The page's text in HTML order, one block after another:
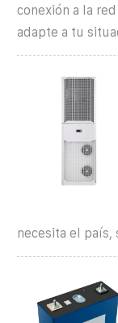
conexión a la
adapte a tu
necesita el país,